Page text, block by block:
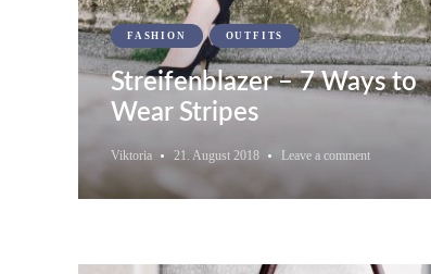
FASHION OUTFITS
Streifenblazer – 7 Ways to
Wear Stripes
Viktoria 21. August 2018 Leave a comment